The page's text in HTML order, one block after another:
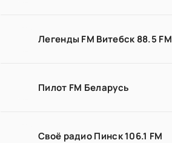
Легенды FM Витебск 88.5 FM
Пилот FM Беларусь
Своё радио Пинск 106.1 FM